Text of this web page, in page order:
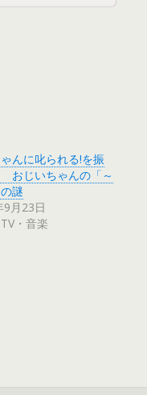
んに叱られる!を振
おじいちゃんの「～
謎
9月23日
・音楽